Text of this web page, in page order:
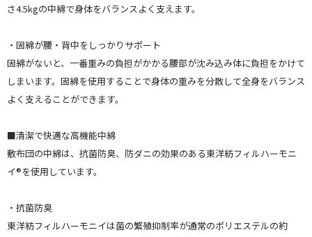
さ4.5kgの中綿で身体をバランスよく支えます。
・固綿が腰・背中をしっかりサポート
固綿がないと、一番重みの負担がかかる腰部が沈み込み体に負担をかけて
しまいます。固綿を使用することで身体の重みを分散して全身をバランス
よく支えることができます。
■清潔で快適な高機能中綿
敷布団の中綿は、抗菌防臭、防ダニの効果のある東洋紡フィルハーモニ
イ®を使用しています。
・抗菌防臭
東洋紡フィルハーモニイは菌の繁殖抑制率が通常のポリエステルの約